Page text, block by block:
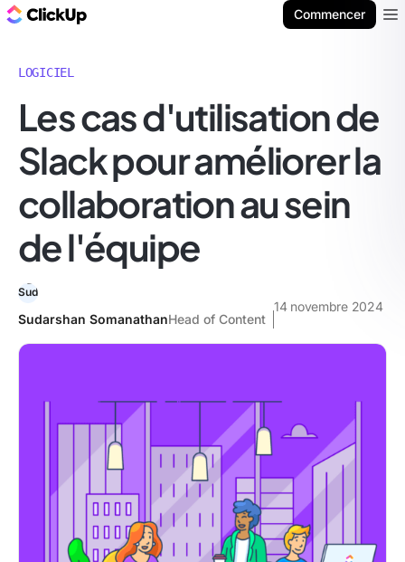
Commencer
LOGICIEL
Les cas d'utilisation de
Slack pour améliorer la
collaboration au sein
de l'équipe
Sudarshan SomanathanHead of Content
14 novembre 2024